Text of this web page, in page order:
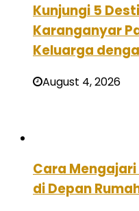
Kunjungi 5
Karanganyar
Keluarga
August 4, 2026
Cara
di Depan